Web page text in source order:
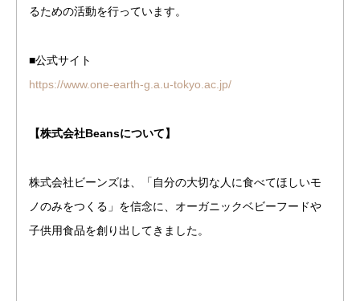
るための活動を行っています。
■公式サイト
https://www.one-earth-g.a.u-tokyo.ac.jp/
【株式会社Beansについて】
株式会社ビーンズは、「自分の大切な人に食べてほしいモ
ノのみをつくる」を信念に、オーガニックベビーフードや
子供用食品を創り出してきました。